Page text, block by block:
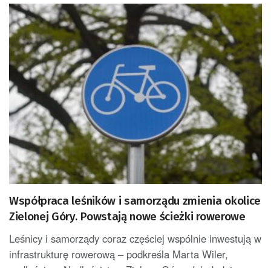
Współpraca leśników i samorządu zmienia okolice
Zielonej Góry. Powstają nowe ścieżki rowerowe
Leśnicy i samorządy coraz częściej wspólnie inwestują w
infrastrukturę rowerową – podkreśla Marta Wiler,